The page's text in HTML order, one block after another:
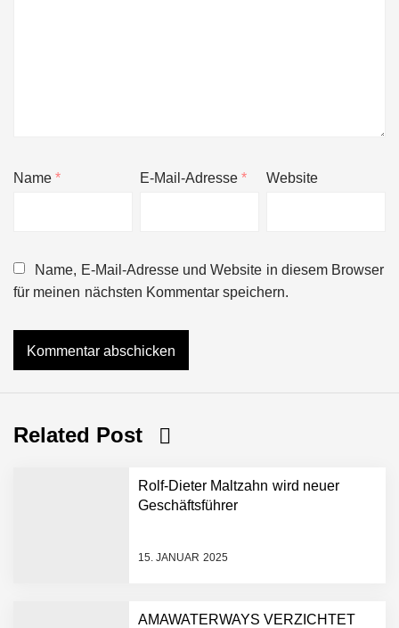
Name* E-Mail-Adresse* Website
Name, E-Mail-Adresse und Website in diesem Browser
für meinen nächsten Kommentar speichern.
Related Post
Rolf-Dieter Maltzahn wird neuer
Geschäftsführer
15. JANUAR 2025
AMAWATERWAYS VERZICHTET